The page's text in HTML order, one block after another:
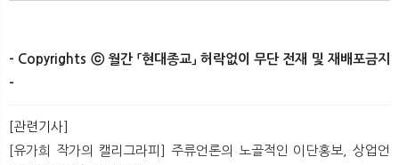
- Copyrights ⓒ 월간 「현대종교」 허락없이 무단 전재 및 재배포금지
-
[관련기사]
[유가희 작가의 캘리그라피] 주류언론의 노골적인 이단홍보, 상업언